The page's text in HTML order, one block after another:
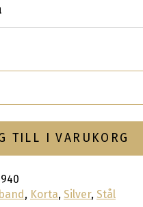
TILL I VARUKORG
, Korta, Silver, Stål